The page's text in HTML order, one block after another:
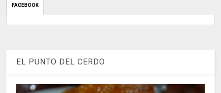
FACEBOOK
EL PUNTO DEL CERDO